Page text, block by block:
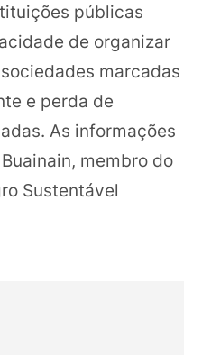
públicas
de organizar
marcadas
e perda de
As informações
membro do
Sustentável